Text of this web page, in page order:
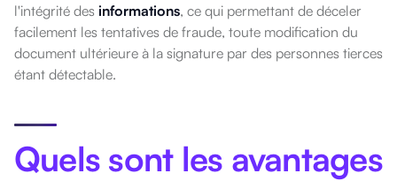
l'intégrité des informations, ce qui permettant de déceler
facilement les tentatives de fraude, toute modification du
document ultérieure à la signature par des personnes tierces
étant détectable.
Quels sont les avantages